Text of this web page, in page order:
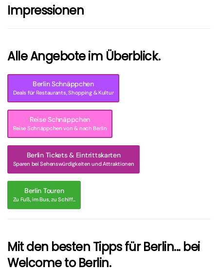
Impressionen
Alle Angebote im Überblick.
Berlin Schnäppchen
Deals für Restaurants, Shopping & Kultur
Reise Schnäppchen
Reise Schnäppchen von & nach Berlin
Berlin Tickets & Eintrittskarten
Sparen bei Sehenswürdigkeiten und Attraktionen
Berlin Touren
Zu Fuß, im Bus, zu Schiff...
Mit den besten Tipps für Berlin... bei
Welcome to Berlin.